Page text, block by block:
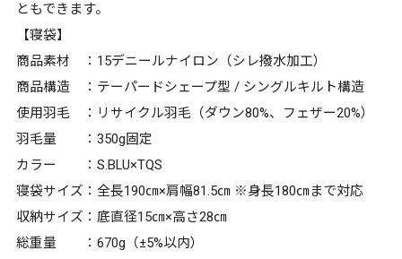
ともできます。
【寝袋】
商品素材 ：15デニールナイロン（シレ撥水加工）
商品構造 ：テーパードシェープ型 / シングルキルト構造
使用羽毛 ：リサイクル羽毛（ダウン80%、フェザー20%）
羽毛量 ：350g固定
カラー ：S.BLU×TQS
寝袋サイズ：全長190㎝×肩幅81.5㎝ ※身長180㎝まで対応
収納サイズ：底直径15㎝×高さ28㎝
総重量 ：670g（±5%以内）